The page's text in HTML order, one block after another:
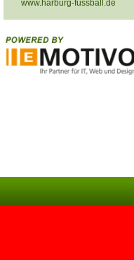
www.harburg-fussball.de